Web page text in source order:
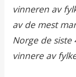
vinneren av
av de mest
Norge de siste
vinnere av